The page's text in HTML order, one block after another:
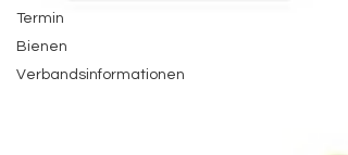
Termin
Bienen
Verbandsinformationen